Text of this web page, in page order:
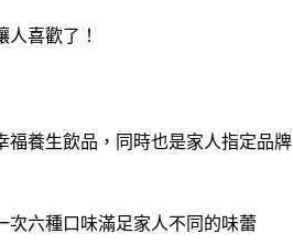
喜歡了！
福養生飲品，同時也是家人指定品牌
次六種口味滿足家人不同的味蕾